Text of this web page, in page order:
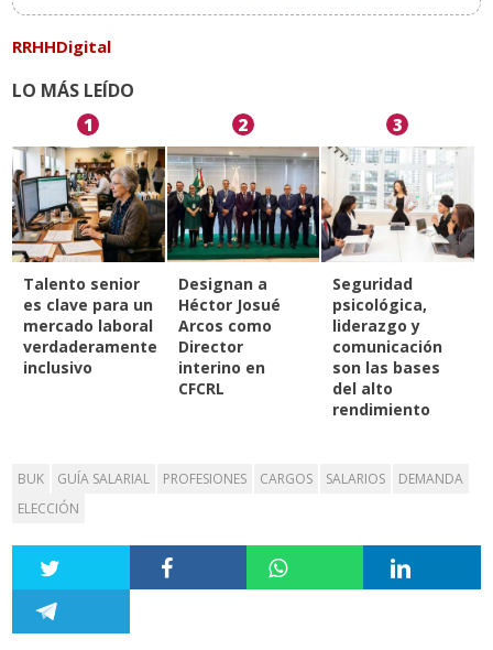
RRHHDigital
LO MÁS LEÍDO
1
Talento senior
es clave para un
mercado laboral
verdaderamente
inclusivo
2
Designan a
Héctor Josué
Arcos como
Director
interino en
CFCRL
3
Seguridad
psicológica,
liderazgo y
comunicación
son las bases
del alto
rendimiento
BUK GUÍA SALARIAL PROFESIONES CARGOS SALARIOS
DEMANDA
ELECCIÓN